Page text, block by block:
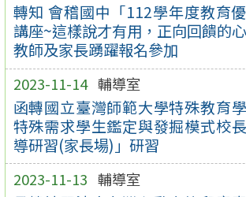
轉知 會稽國中「112學年度教育
講座~這樣說才有用，正向回饋的
教師及家長踴躍報名參加
2023-11-14 輔導室
函轉國立臺灣師範大學特殊教育
特殊需求學生鑑定與發掘模式校
導研習(家長場)」研習
2023-11-13 輔導室